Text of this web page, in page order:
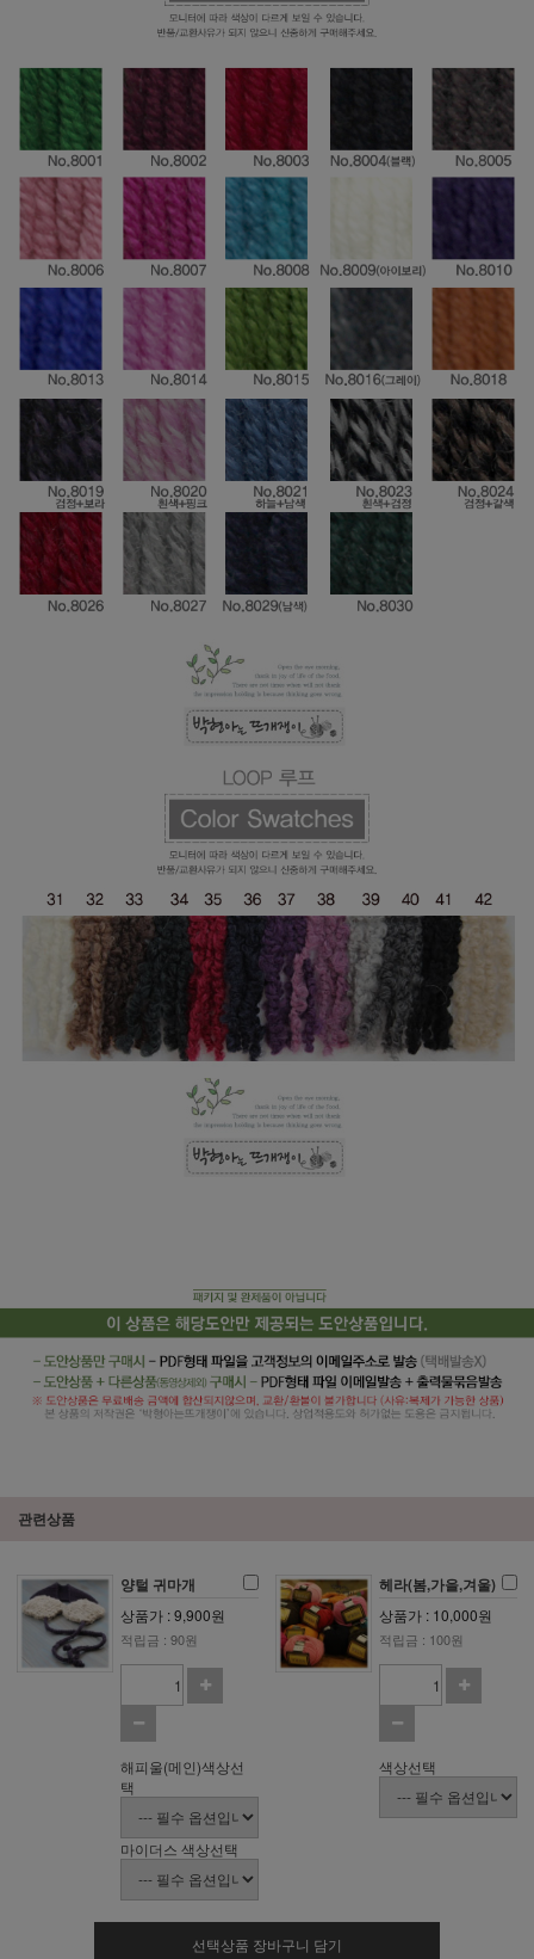
관련상품
양털 귀마개
상품가 : 9,900원
적립금 : 90원
해피울(메인)색상선
택
마이더스 색상선택
헤라(봄,가을,겨울)
상품가 : 10,000원
적립금 : 100원
색상선택
선택상품 장바구니 담기